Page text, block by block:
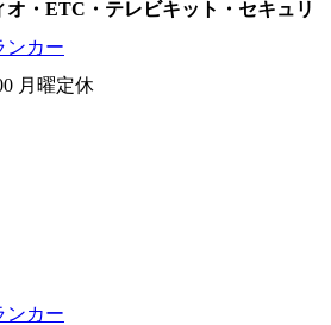
オ・ETC・テレビキット・セキュリ
ンカー
月曜定休
ンカー